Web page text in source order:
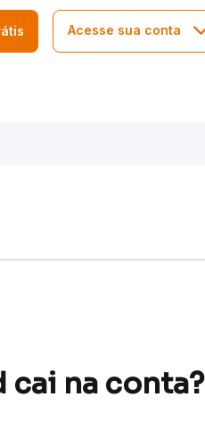
Acesse sua conta
cai na conta?